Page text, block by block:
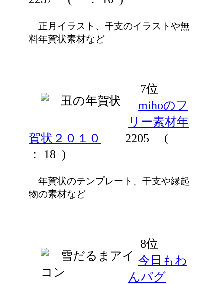
正月イラスト、干支のイラストや無
料年賀状素材など
7位
mihoのフ
リー素材年
賀状２０１０
2205
(
： 18 )
年賀状のテンプレート、干支や縁起
物の素材など
8位
今日もわ
んパグ